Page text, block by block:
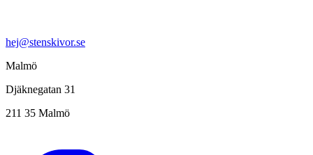
hej@stenskivor.se
Malmö
Djäknegatan 31
211 35 Malmö